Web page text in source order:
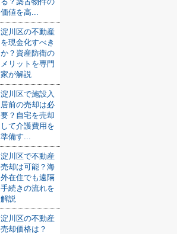
価値を高...
淀川区の不動産
を現金化すべき
か？資産防衛の
メリットを専門
家が解説
淀川区で施設入
居前の売却は必
要？自宅を売却
して介護費用を
準備す...
淀川区で不動産
売却は可能？海
外在住でも遠隔
手続きの流れを
解説
淀川区の不動産
売却価格は？